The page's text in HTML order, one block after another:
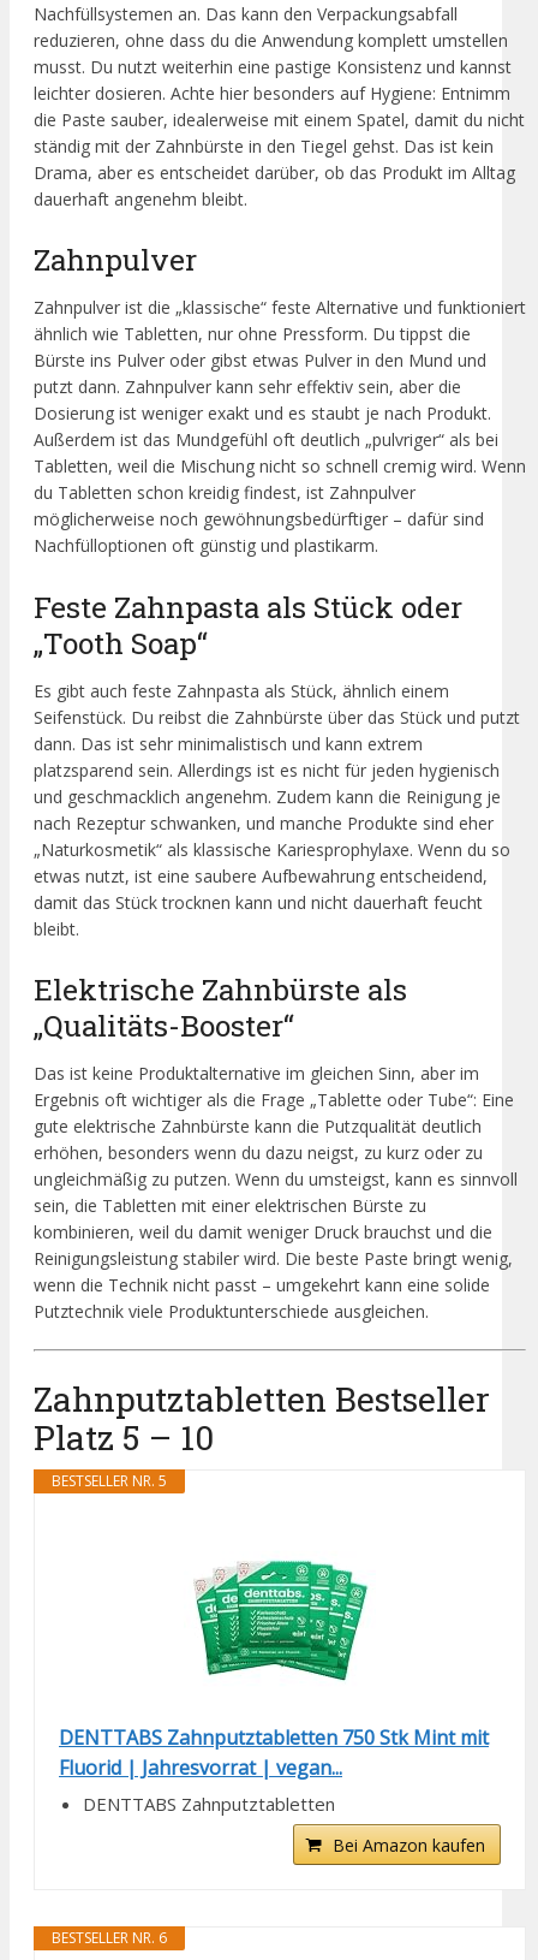
Nachfüllsystemen an. Das kann den Verpackungsabfall
reduzieren, ohne dass du die Anwendung komplett umstellen
musst. Du nutzt weiterhin eine pastige Konsistenz und kannst
leichter dosieren. Achte hier besonders auf Hygiene: Entnimm
die Paste sauber, idealerweise mit einem Spatel, damit du nicht
ständig mit der Zahnbürste in den Tiegel gehst. Das ist kein
Drama, aber es entscheidet darüber, ob das Produkt im Alltag
dauerhaft angenehm bleibt.
Zahnpulver
Zahnpulver ist die „klassische“ feste Alternative und funktioniert
ähnlich wie Tabletten, nur ohne Pressform. Du tippst die
Bürste ins Pulver oder gibst etwas Pulver in den Mund und
putzt dann. Zahnpulver kann sehr effektiv sein, aber die
Dosierung ist weniger exakt und es staubt je nach Produkt.
Außerdem ist das Mundgefühl oft deutlich „pulvriger“ als bei
Tabletten, weil die Mischung nicht so schnell cremig wird. Wenn
du Tabletten schon kreidig findest, ist Zahnpulver
möglicherweise noch gewöhnungsbedürftiger – dafür sind
Nachfülloptionen oft günstig und plastikarm.
Feste Zahnpasta als Stück oder
„Tooth Soap“
Es gibt auch feste Zahnpasta als Stück, ähnlich einem
Seifenstück. Du reibst die Zahnbürste über das Stück und putzt
dann. Das ist sehr minimalistisch und kann extrem
platzsparend sein. Allerdings ist es nicht für jeden hygienisch
und geschmacklich angenehm. Zudem kann die Reinigung je
nach Rezeptur schwanken, und manche Produkte sind eher
„Naturkosmetik“ als klassische Kariesprophylaxe. Wenn du so
etwas nutzt, ist eine saubere Aufbewahrung entscheidend,
damit das Stück trocknen kann und nicht dauerhaft feucht
bleibt.
Elektrische Zahnbürste als
„Qualitäts-Booster“
Das ist keine Produktalternative im gleichen Sinn, aber im
Ergebnis oft wichtiger als die Frage „Tablette oder Tube“: Eine
gute elektrische Zahnbürste kann die Putzqualität deutlich
erhöhen, besonders wenn du dazu neigst, zu kurz oder zu
ungleichmäßig zu putzen. Wenn du umsteigst, kann es sinnvoll
sein, die Tabletten mit einer elektrischen Bürste zu
kombinieren, weil du damit weniger Druck brauchst und die
Reinigungsleistung stabiler wird. Die beste Paste bringt wenig,
wenn die Technik nicht passt – umgekehrt kann eine solide
Putztechnik viele Produktunterschiede ausgleichen.
Zahnputztabletten Bestseller
Platz 5 – 10
BESTSELLER NR. 5
DENTTABS Zahnputztabletten 750 Stk Mint mit
Fluorid | Jahresvorrat | vegan...
DENTTABS Zahnputztabletten
Bei Amazon kaufen
BESTSELLER NR. 6